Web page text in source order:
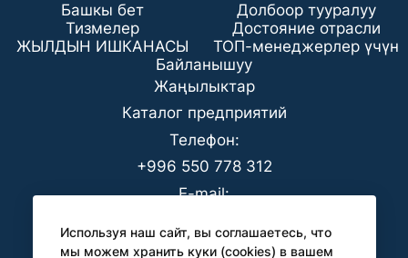
Используя наш сайт, вы соглашаетесь, что
мы можем хранить куки (cookies) в вашем
Башкы бет
Долбоор тууралуу
Тизмелер
Достояние отрасли
ЖЫЛДЫН ИШКАНАСЫ
ТОП-менеджерлер үчүн
Байланышуу
Жаңылыктар
Каталог предприятий
Телефон:
+996 550 778 312
E-mail:
БААК үчүн: